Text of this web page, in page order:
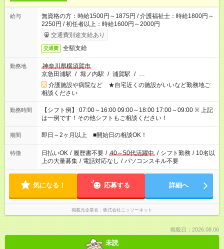
給与
無資格の方：時給1500円～1875円 / 介護福祉士：時給1800円～
2250円 / 初任者以上：時給1600円～2000円
交通費別途支給あり
交通費 全額支給
勤務地
神奈川県横須賀市
京急田浦駅 / 堀ノ内駅 / 浦賀駅 / …
介護施設や病院など ★自宅近くの施設がいいなど勤務地ご
相談ください
勤務時間
【シフト例】 07:00～16:00 09:00～18:00 17:00～09:00 ※ 上記
は一例です！その他シフトもご相談ください！
期間 即日～2ヶ月以上 ■開始日の相談OK！
特徴 日払いOK / 履歴書不要 / 40～50代活躍中 / シフト勤務 / 10名以
上の大量募集 / 電話対応なし / パソコンスキル不要
気になる！ 応募する 詳細へ
掲載元企業名 株式会社ニッソーネット
掲載日：2026.08.06
未読